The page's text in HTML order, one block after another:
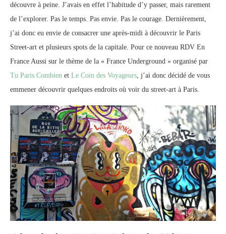
découvre à peine. J’avais en effet l’habitude d’y passer, mais rarement
de l’explorer. Pas le temps. Pas envie. Pas le courage. Dernièrement,
j’ai donc eu envie de consacrer une après-midi à découvrir le Paris
Street-art et plusieurs spots de la capitale. Pour ce nouveau RDV En
France Aussi sur le thème de la « France Underground » organisé par
Tu Paris Combien et Le Coin des Voyageurs , j’ai donc décidé de vous
emmener découvrir quelques endroits où voir du street-art à Paris.